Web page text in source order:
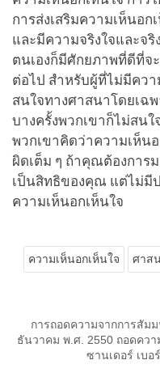
การส่งเสริมความเห็นอ
และมีความจริงใจและจ
ตนเองก็มีศักยภาพที่ดีที่จ
ต่อไป สำหรับผู้ที่ไม่มีคว
สนใจทางศาสนาโดยเฉ
บางครั้งพวกเขาก็ไม่สนใ
พวกเขาคิดว่าความเห็น
ผิดเต็ม ๆ ถ้าคุณต้องการ
เป็นสิทธิของคุณ แต่ไม่มี
ความเห็นอกเห็นใจ
ความเห็นอกเห็นใจ ศาส
การถอดความจากการสัม
ธันวาคม พ.ศ. 2550 ถอดควา
ซานเดอร์ เบอ